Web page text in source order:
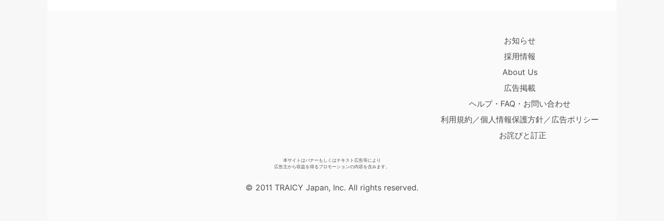
お知らせ
採用情報
About Us
広告掲載
ヘルプ・FAQ・お問い合わせ
利用規約／個人情報保護方針／広告ポリシー
お詫びと訂正
本サイトはバナーもしくはテキスト広告等により
広告主から収益を得るプロモーションの内容を含みます。
© 2011 TRAICY Japan, Inc. All rights reserved.